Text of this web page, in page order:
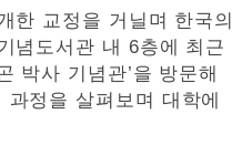
한 교정을 거닐며 한국의
념도서관 내 6층에 최근
박사 기념관’을 방문해
정을 살펴보며 대학에